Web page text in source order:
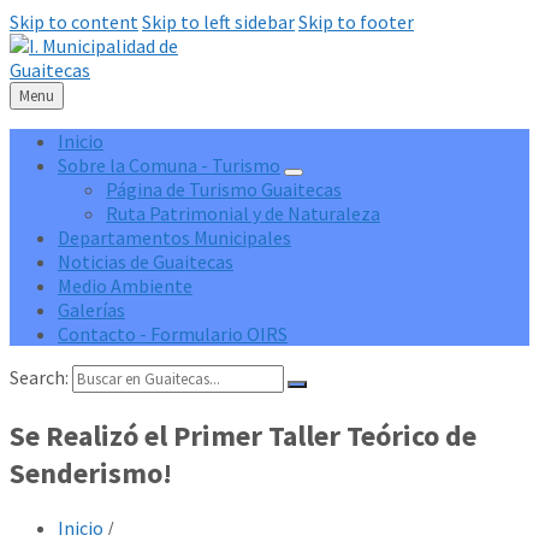
Skip to contentSkip to left sidebarSkip to footer
Menu
Inicio
Sobre la Comuna - Turismo
Página de Turismo Guaitecas
Ruta Patrimonial y de Naturaleza
Departamentos Municipales
Noticias de Guaitecas
Medio Ambiente
Galerías
Contacto - Formulario OIRS
Search:
Se Realizó el Primer Taller Teórico de
Senderismo!
Inicio /